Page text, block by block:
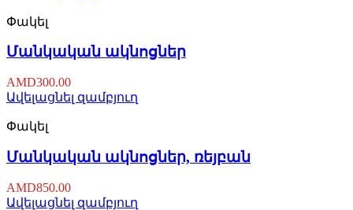
Փակել
Մանկական ակնոցներ
AMD300.00
Ավելացնել զամբյուղ
Փակել
Մանկական ակնոցներ, ռեյբան
AMD850.00
Ավելացնել զամբյուղ